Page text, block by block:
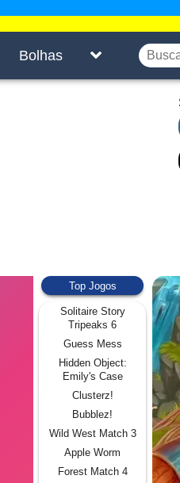
Bolhas
Top Jogos
Solitaire Story
Tripeaks 6
Guess Mess
Hidden Object:
Emily's Case
Clusterz!
Bubblez!
Wild West Match 3
Apple Worm
Forest Match 4